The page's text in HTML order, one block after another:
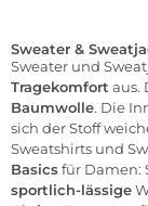
Sweater &
Sweater und
Tragekomfort aus.
Baumwolle. Die
sich der Stoff
Sweatshirts und
Basicsfür Damen:
sportlich-lässige